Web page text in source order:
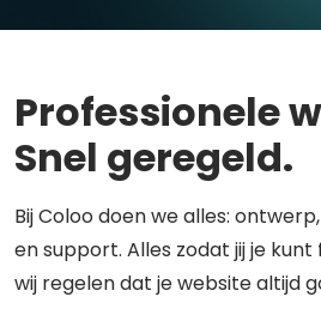
Professionele
Snel geregeld.
Bij Coloo doen we alles:
en support. Alles zodat jij je
wij regelen dat je website altijd